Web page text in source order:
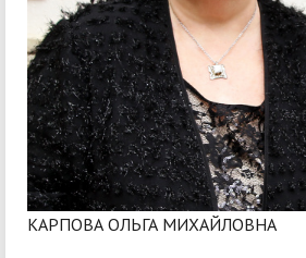
КАРПОВА ОЛЬГА МИХАЙЛОВНА